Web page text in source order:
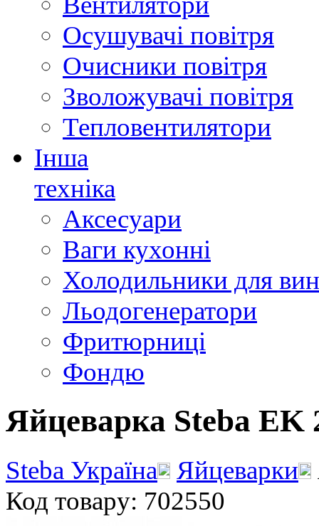
Осушувачі повітря
Очисники повітря
Зволожувачі повітря
Тепловентилятори
Інша
техніка
Аксесуари
Ваги кухонні
Холодильники для
Льодогенератори
Фритюрниці
Фондю
Яйцеварка Steba EK
Steba Україна Яйцеварки
Код товару: 702550